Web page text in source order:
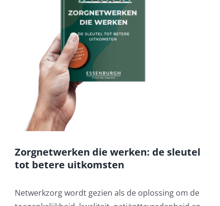
Zorgnetwerken die werken: de sleutel
tot betere uitkomsten
Netwerkzorg wordt gezien als de oplossing om de